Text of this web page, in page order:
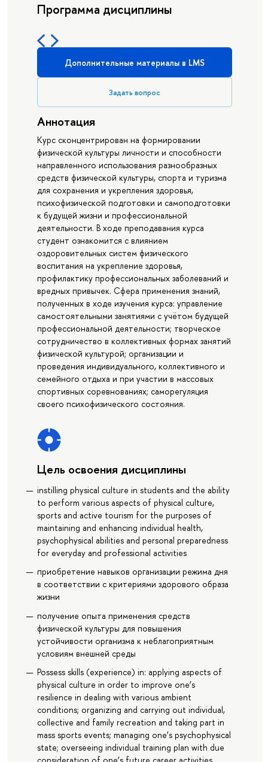
Программа дисциплины
Дополнительные материалы в LMS
Задать вопрос
Аннотация
Курс сконцентрирован на формировании
физической культуры личности и способности
направленного использования разнообразных
средств физической культуры, спорта и туризма
для сохранения и укрепления здоровья,
психофизической подготовки и самоподготовки
к будущей жизни и профессиональной
деятельности. В ходе преподавания курса
студент ознакомится с влиянием
оздоровительных систем физического
воспитания на укрепление здоровья,
профилактику профессиональных заболеваний и
вредных привычек. Сфера применения знаний,
полученных в ходе изучения курса: управление
самостоятельными занятиями с учётом будущей
профессиональной деятельности; творческое
сотрудничество в коллективных формах занятий
физической культурой; организации и
проведения индивидуального, коллективного и
семейного отдыха и при участии в массовых
спортивных соревнованиях; саморегуляция
своего психофизического состояния.
Цель освоения дисциплины
instilling physical culture in students and the ability
to perform various aspects of physical culture,
sports and active tourism for the purposes of
maintaining and enhancing individual health,
psychophysical abilities and personal preparedness
for everyday and professional activities
приобретение навыков организации режима дня
в соответствии с критериями здорового образа
жизни
получение опыта применения средств
физической культуры для повышения
устойчивости организма к неблагоприятным
условиям внешней среды
Possess skills (experience) in: applying aspects of
physical culture in order to improve one’s
resilience in dealing with various ambient
conditions; organizing and carrying out individual,
collective and family recreation and taking part in
mass sports events; managing one’s psychophysical
state; overseeing individual training plan with due